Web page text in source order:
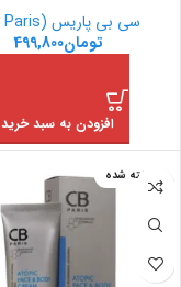
سی بی پاریس (CB Paris)
تومان499,800
افزودن به سبد خرید
فروخته شده